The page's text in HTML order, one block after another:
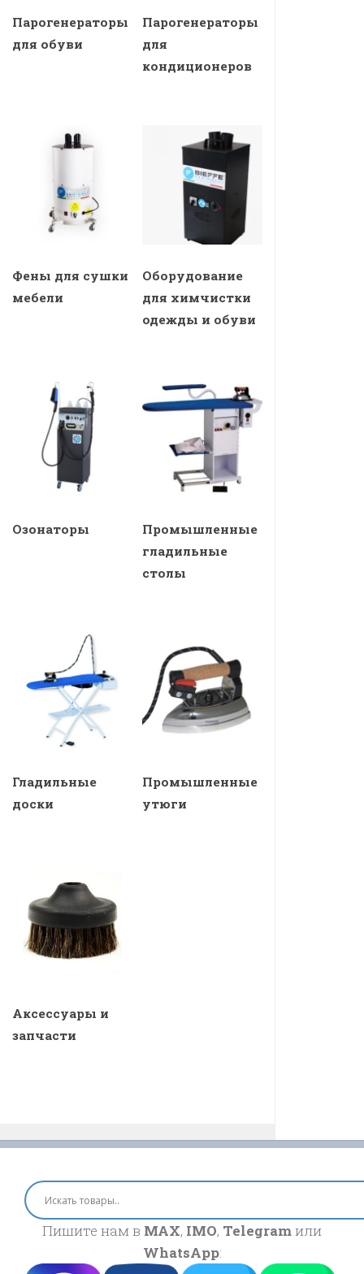
Парогенераторы
для обуви
Парогенераторы
для
кондиционеров
Фены для сушки
мебели
Оборудование
для химчистки
одежды и обуви
Озонаторы
Промышленные
гладильные
столы
Гладильные
доски
Промышленные
утюги
Аксессуары и
запчасти
Пишите нам в MAX, IMO, Telegramили
WhatsApp: